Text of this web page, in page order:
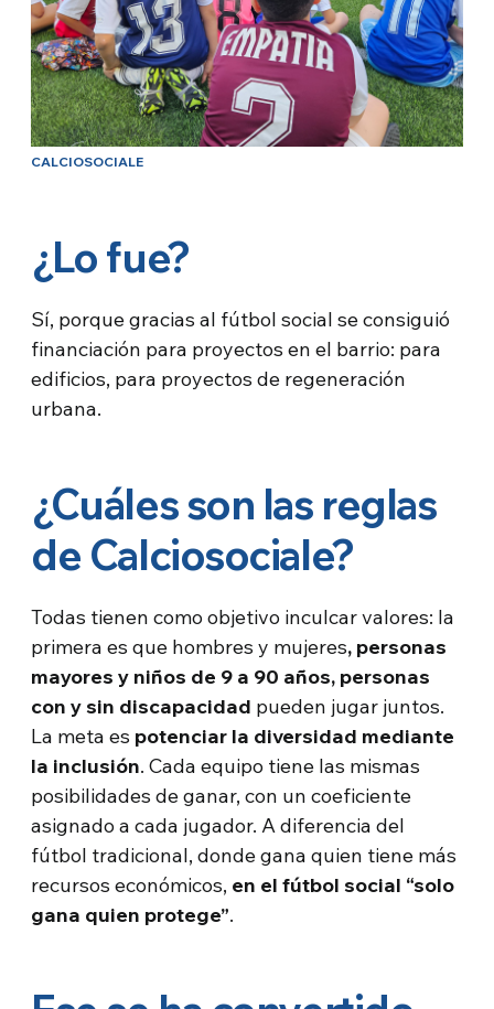
CALCIOSOCIALE
¿Lo fue?
Sí, porque gracias al fútbol social se consiguió
financiación para proyectos en el barrio: para
edificios, para proyectos de regeneración
urbana.
¿Cuáles son las reglas
de Calciosociale?
Todas tienen como objetivo inculcar valores: la
primera es que hombres y mujeres, personas
mayores y niños de 9 a 90 años, personas
con y sin discapacidad pueden jugar juntos.
La meta es potenciar la diversidad mediante
la inclusión. Cada equipo tiene las mismas
posibilidades de ganar, con un coeficiente
asignado a cada jugador. A diferencia del
fútbol tradicional, donde gana quien tiene más
recursos económicos, en el fútbol social “solo
gana quien protege”.